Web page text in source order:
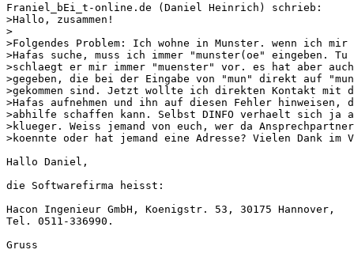
Franiel_bEi_t-online.de (Daniel Heinrich) schrieb:
>Hallo, zusammen!
>
>Folgendes Problem: Ich wohne in Munster. wenn ich
>Hafas suche, muss ich immer "munster(oe" eingeben.
>schlaegt er mir immer "muenster" vor. es hat aber
>gegeben, die bei der Eingabe von "mun" direkt auf
>gekommen sind. Jetzt wollte ich direkten Kontakt mit
>Hafas aufnehmen und ihn auf diesen Fehler
>abhilfe schaffen kann. Selbst DINFO verhaelt sich ja
>klueger. Weiss jemand von euch, wer da
>koennte oder hat jemand eine Adresse? Vielen Dank im
Hallo Daniel,
die Softwarefirma heisst:
Hacon Ingenieur GmbH, Koenigstr. 53, 30175 Hannover,
Tel. 0511-336990.
Gruss